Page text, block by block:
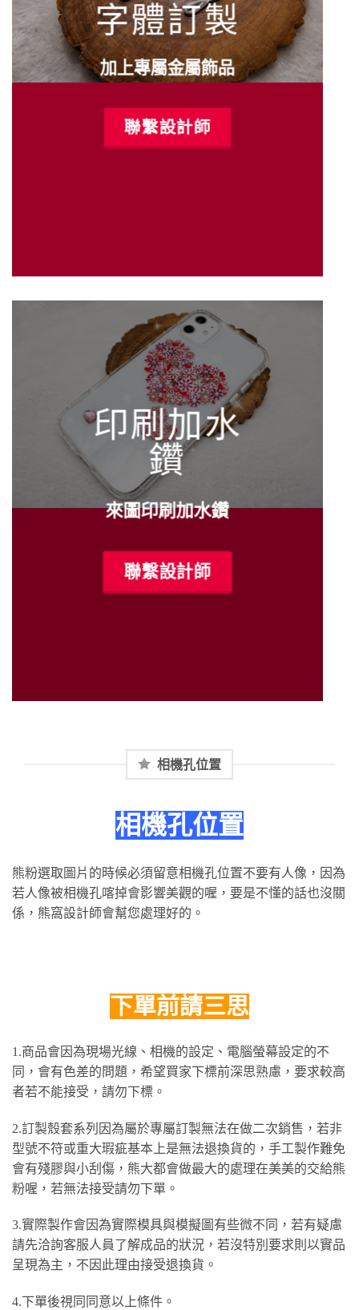
字體訂製
加上專屬金屬飾品
聯繫設計師
印刷加水
鑽
來圖印刷加水鑽
聯繫設計師
相機孔位置
相機孔位置
熊粉選取圖片的時候必須留意相機孔位置不要有人像，因為
若人像被相機孔喀掉會影響美觀的喔，要是不懂的話也沒關
係，熊窩設計師會幫您處理好的。
下單前請三思
1.商品會因為現場光線、相機的設定、電腦螢幕設定的不
同，會有色差的問題，希望買家下標前深思熟慮，要求較高
者若不能接受，請勿下標。
2.訂製殼套系列因為屬於專屬訂製無法在做二次銷售，若非
型號不符或重大瑕疵基本上是無法退換貨的，手工製作難免
會有殘膠與小刮傷，熊大都會做最大的處理在美美的交給熊
粉喔，若無法接受請勿下單。
3.實際製作會因為實際模具與模擬圖有些微不同，若有疑慮
請先洽詢客服人員了解成品的狀況，若沒特別要求則以實品
呈現為主，不因此理由接受退換貨。
4.下單後視同同意以上條件。